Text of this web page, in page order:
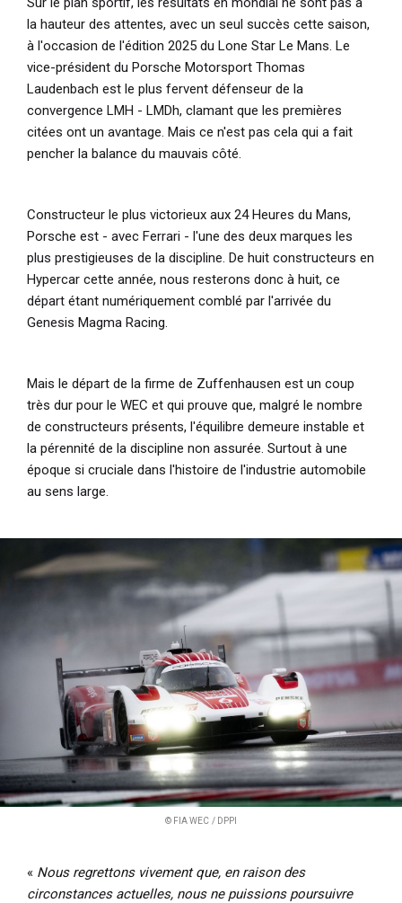
la hauteur des attentes, avec un seul succès cette saison,
à l'occasion de l'édition 2025 du Lone Star Le Mans. Le
vice-président du Porsche Motorsport Thomas
Laudenbach est le plus fervent défenseur de la
convergence LMH - LMDh, clamant que les premières
citées ont un avantage. Mais ce n'est pas cela qui a fait
pencher la balance du mauvais côté.
Constructeur le plus victorieux aux 24 Heures du Mans,
Porsche est - avec Ferrari - l'une des deux marques les
plus prestigieuses de la discipline. De huit constructeurs en
Hypercar cette année, nous resterons donc à huit, ce
départ étant numériquement comblé par l'arrivée du
Genesis Magma Racing.
Mais le départ de la firme de Zuffenhausen est un coup
très dur pour le WEC et qui prouve que, malgré le nombre
de constructeurs présents, l'équilibre demeure instable et
la pérennité de la discipline non assurée. Surtout à une
époque si cruciale dans l'histoire de l'industrie automobile
au sens large.
© FIA WEC / DPPI
« Nous regrettons vivement que, en raison des
circonstances actuelles, nous ne puissions poursuivre